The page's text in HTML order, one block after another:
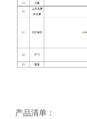
产品清单：